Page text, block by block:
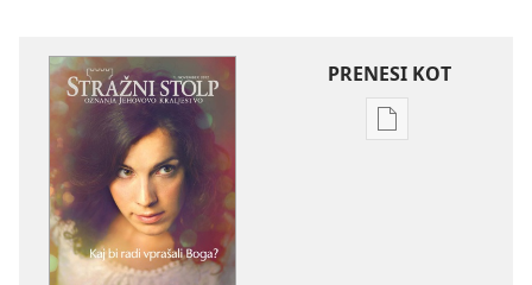
PRENESI KOT
Možnosti